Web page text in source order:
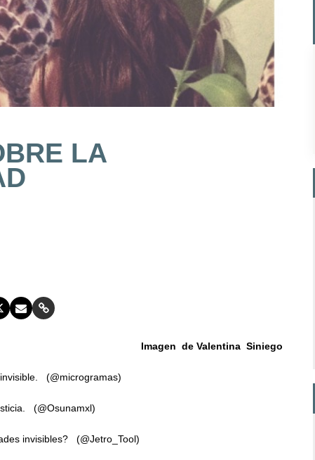
LA
Imagen de Valentina Siniego
(@microgramas)
(@Osunamxl)
invisibles? (@Jetro_Tool)